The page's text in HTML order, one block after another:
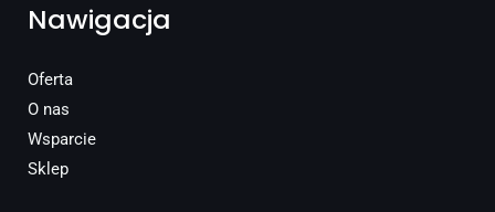
Nawigacja
Oferta
O nas
Wsparcie
Sklep